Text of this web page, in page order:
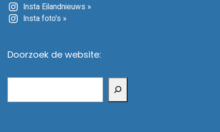
Insta Eilandnieuws »
Insta foto's »
Doorzoek de website: